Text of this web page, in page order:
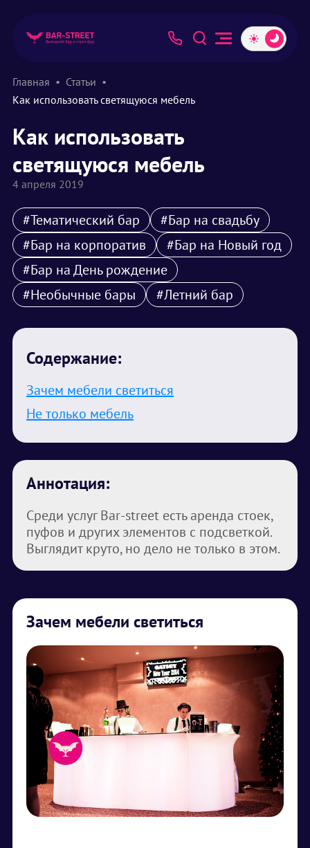
Главная
Статьи
Как использовать светящуюся мебель
Как использовать
светящуюся мебель
4 апреля 2019
#Тематический бар
#Бар на свадьбу
#Бар на корпоратив
#Бар на Новый год
#Бар на День рождение
#Необычные бары
#Летний бар
Содержание:
Зачем мебели светиться
Не только мебель
Аннотация:
Среди услуг Bar-street есть аренда стоек,
пуфов и других элементов с подсветкой.
Выглядит круто, но дело не только в этом.
Зачем мебели светиться